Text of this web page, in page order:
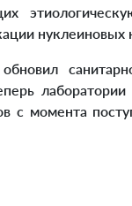
нуклеиновых
с момента